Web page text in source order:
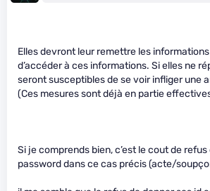
Elles devront leur remettre les
d’accéder à ces informations. Si elles ne
seront susceptibles de se voir infliger une
(Ces mesures sont déjà en partie
Si je comprends bien, c’est le cout de
password dans ce cas précis (acte/